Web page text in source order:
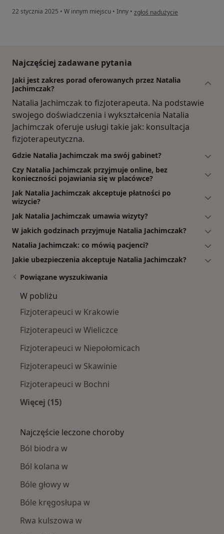
22 stycznia 2025 • W innym miejscu • Inny • w opinii użytkownika Izabela
zgłoś nadużycie
Najczęściej zadawane pytania
Jaki jest zakres porad oferowanych przez Natalia
Jachimczak?
Natalia Jachimczak to fizjoterapeuta. Na podstawie
swojego doświadczenia i wykształcenia Natalia
Jachimczak oferuje usługi takie jak: konsultacja
fizjoterapeutyczna.
Gdzie Natalia Jachimczak ma swój gabinet?
Czy Natalia Jachimczak przyjmuje online, bez
konieczności pojawiania się w placówce?
Jak Natalia Jachimczak akceptuje płatności po
wizycie?
Jak Natalia Jachimczak umawia wizyty?
W jakich godzinach przyjmuje Natalia Jachimczak?
Natalia Jachimczak: co mówią pacjenci?
Jakie ubezpieczenia akceptuje Natalia Jachimczak?
Powiązane wyszukiwania
W pobliżu
Fizjoterapeuci w Krakowie
Fizjoterapeuci w Wieliczce
Fizjoterapeuci w Niepołomicach
Fizjoterapeuci w Skawinie
Fizjoterapeuci w Bochni
Więcej (15)
Najczęście leczone choroby
Ból biodra w
Ból kolana w
Bóle głowy w
Bóle kręgosłupa w
Rwa kulszowa w